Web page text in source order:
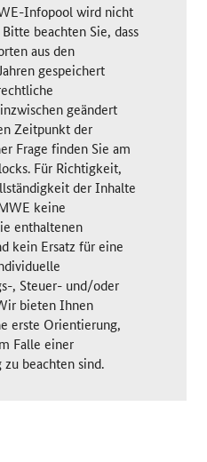
Infopool wird nicht
beachten Sie, dass
aus den
gespeichert
geändert
Zeitpunkt der
Frage finden Sie am
Für Richtigkeit,
der Inhalte
keine
enthaltenen
kein Ersatz für eine
, Steuer- und/oder
bieten Ihnen
erste Orientierung,
Falle einer
beachten sind.